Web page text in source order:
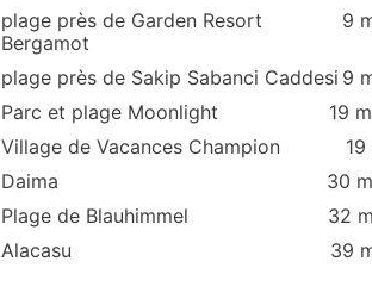
plage près de Garden Resort
Bergamot
9
plage près de Sakip Sabanci Caddesi 9
Parc et plage Moonlight
19
Village de Vacances Champion
Daima
30
Plage de Blauhimmel
32
Alacasu
39